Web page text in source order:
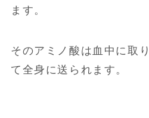
ます。
そのアミノ酸は血中に取
て全身に送られます。